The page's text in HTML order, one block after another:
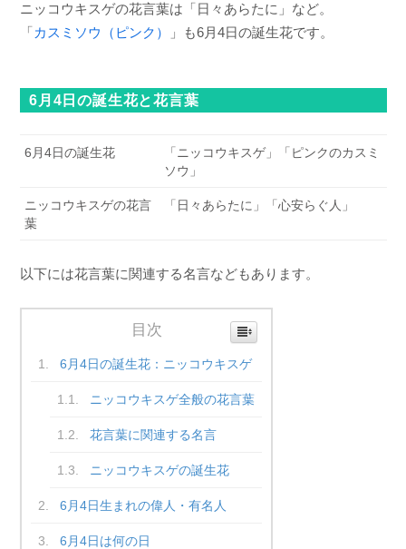
ニッコウキスゲの花言葉は「日々あらたに」など。
「カスミソウ（ピンク） 」も6月4日の誕生花です。
6月4日の誕生花と花言葉
6月4日の誕生花
「ニッコウキスゲ」「ピンクのカスミ
ソウ」
ニッコウキスゲの花言
葉
「日々あらたに」「心安らぐ人」
以下には花言葉に関連する名言などもあります。
目次
6月4日の誕生花：ニッコウキスゲ
ニッコウキスゲ全般の花言葉
花言葉に関連する名言
ニッコウキスゲの誕生花
6月4日生まれの偉人・有名人
6月4日は何の日